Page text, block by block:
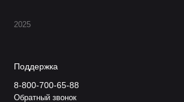
2025
Поддержка
8-800-700-65-88
Обратный звонок